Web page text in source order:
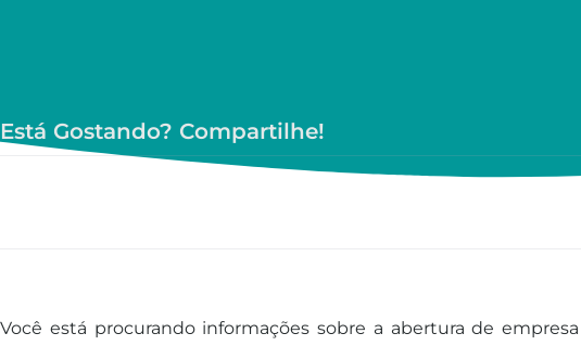
Está Gostando? Compartilhe!
Você está procurando informações sobre a abertura de